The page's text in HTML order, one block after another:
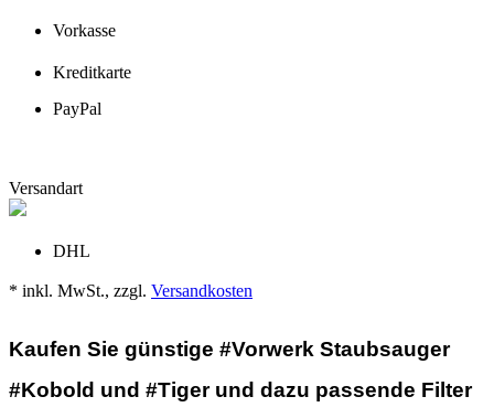
Vorkasse
Kreditkarte
PayPal
Versandart
DHL
* inkl. MwSt., zzgl. Versandkosten
Kaufen Sie günstige #Vorwerk Staubsauger
#Kobold und #Tiger und dazu passende Filter